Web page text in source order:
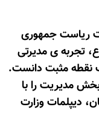
ریاست جمهوری
تجربه ی مدیرتی
نقطه مثبت دانست.
بخش مدیریت را با
دیپلمات وزارت